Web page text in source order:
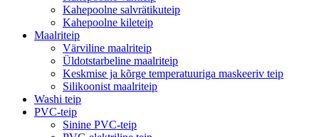
Kahepoolne salvrätikuteip
Kahepoolne kileteip
Maalriteip
Värviline maalriteip
Üldotstarbeline maalriteip
Keskmise ja kõrge temperatuuriga maskeeriv teip
Silikoonist maalriteip
Washi teip
PVC-teip
Sinine PVC-teip